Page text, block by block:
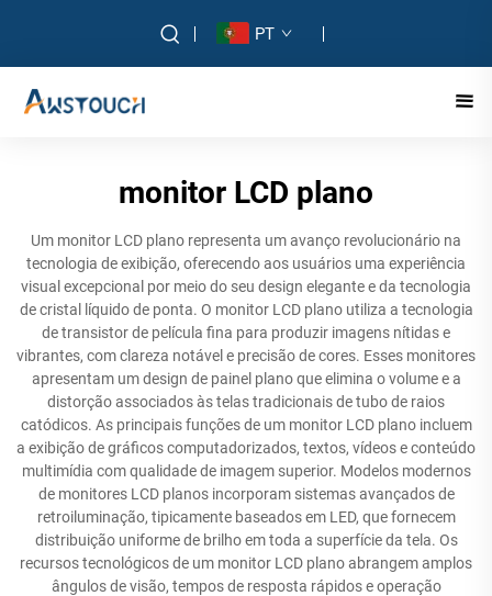
PT
monitor LCD plano
Um monitor LCD plano representa um avanço revolucionário na
tecnologia de exibição, oferecendo aos usuários uma experiência
visual excepcional por meio do seu design elegante e da tecnologia
de cristal líquido de ponta. O monitor LCD plano utiliza a tecnologia
de transistor de película fina para produzir imagens nítidas e
vibrantes, com clareza notável e precisão de cores. Esses monitores
apresentam um design de painel plano que elimina o volume e a
distorção associados às telas tradicionais de tubo de raios
catódicos. As principais funções de um monitor LCD plano incluem
a exibição de gráficos computadorizados, textos, vídeos e conteúdo
multimídia com qualidade de imagem superior. Modelos modernos
de monitores LCD planos incorporam sistemas avançados de
retroiluminação, tipicamente baseados em LED, que fornecem
distribuição uniforme de brilho em toda a superfície da tela. Os
recursos tecnológicos de um monitor LCD plano abrangem amplos
ângulos de visão, tempos de resposta rápidos e operação